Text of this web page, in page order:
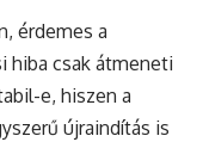
érdemes a
hiba csak átmeneti
e, hiszen a
újraindítás is